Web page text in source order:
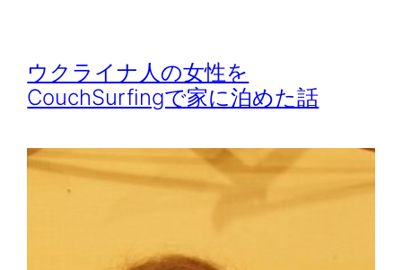
ウクライナ人の女性を
CouchSurfingで家に泊めた話